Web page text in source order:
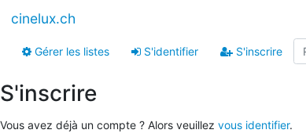
cinelux.ch
Gérer les listes S'identifier S'inscrire
S'inscrire
Vous avez déjà un compte ? Alors veuillez vous identifier.